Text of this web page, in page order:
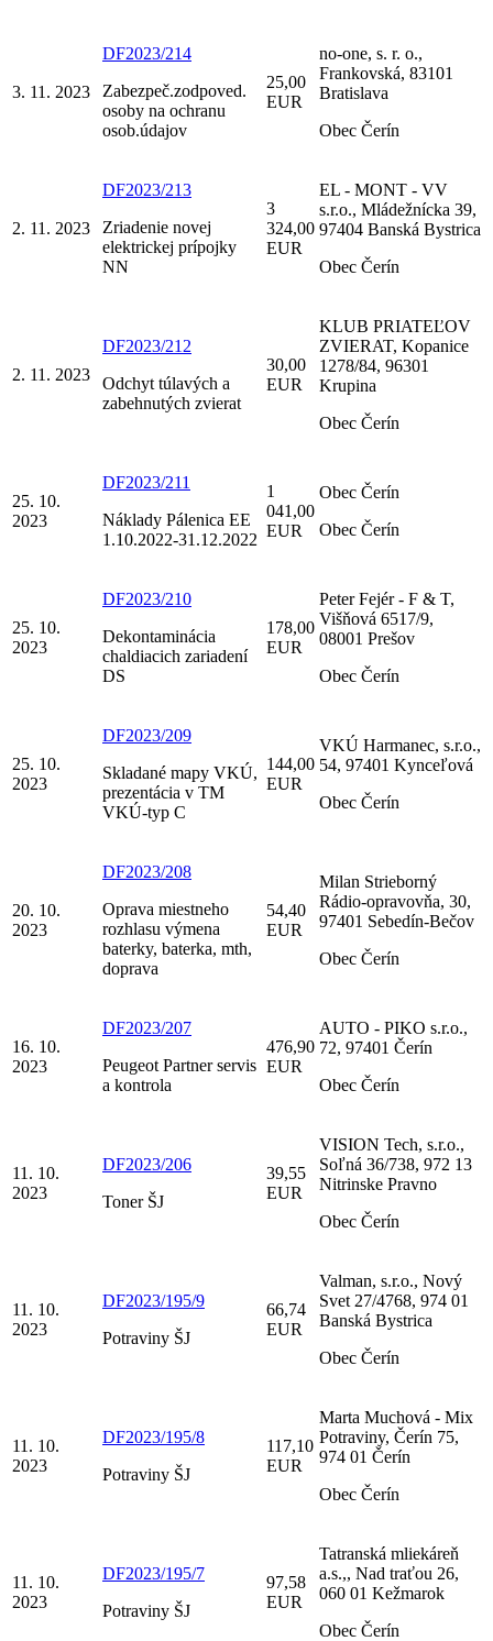
3. 11. 2023
DF2023/214
Zabezpeč.zodpoved.
osoby na ochranu
osob.údajov
25,00
EUR
no-one, s. r. o.,
Frankovská, 83101
Bratislava
Obec Čerín
2. 11. 2023
DF2023/213
Zriadenie novej
elektrickej prípojky
NN
3
324,00
EUR
EL - MONT - VV
s.r.o., Mládežnícka 39,
97404 Banská Bystrica
Obec Čerín
2. 11. 2023
DF2023/212
Odchyt túlavých a
zabehnutých zvierat
30,00
EUR
KLUB PRIATEĽOV
ZVIERAT, Kopanice
1278/84, 96301
Krupina
Obec Čerín
25. 10.
2023
DF2023/211
Náklady Pálenica EE
1.10.2022-31.12.2022
1
041,00
EUR
Obec Čerín
Obec Čerín
25. 10.
2023
DF2023/210
Dekontaminácia
chaldiacich zariadení
DS
178,00
EUR
Peter Fejér - F & T,
Višňová 6517/9,
08001 Prešov
Obec Čerín
25. 10.
2023
DF2023/209
Skladané mapy VKÚ,
prezentácia v TM
VKÚ-typ C
144,00
EUR
VKÚ Harmanec, s.r.o.,
54, 97401 Kynceľová
Obec Čerín
20. 10.
2023
DF2023/208
Oprava miestneho
rozhlasu výmena
baterky, baterka, mth,
doprava
54,40
EUR
Milan Strieborný
Rádio-opravovňa, 30,
97401 Sebedín-Bečov
Obec Čerín
16. 10.
2023
DF2023/207
Peugeot Partner servis
a kontrola
476,90
EUR
AUTO - PIKO s.r.o.,
72, 97401 Čerín
Obec Čerín
11. 10.
2023
DF2023/206
Toner ŠJ
39,55
EUR
VISION Tech, s.r.o.,
Soľná 36/738, 972 13
Nitrinske Pravno
Obec Čerín
11. 10.
2023
DF2023/195/9
Potraviny ŠJ
66,74
EUR
Valman, s.r.o., Nový
Svet 27/4768, 974 01
Banská Bystrica
Obec Čerín
11. 10.
2023
DF2023/195/8
Potraviny ŠJ
117,10
EUR
Marta Muchová - Mix
Potraviny, Čerín 75,
974 01 Čerín
Obec Čerín
11. 10.
2023
DF2023/195/7
Potraviny ŠJ
97,58
EUR
Tatranská mliekáreň
a.s.,, Nad traťou 26,
060 01 Kežmarok
Obec Čerín